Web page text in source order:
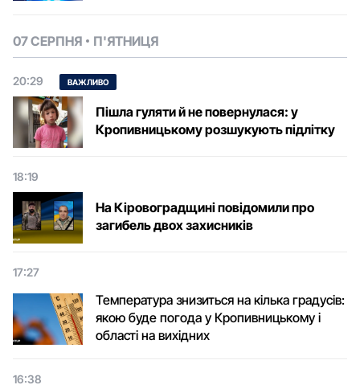
07 СЕРПНЯ П'ЯТНИЦЯ
20:29 ВАЖЛИВО
Пішла гуляти й не повернулася: у
Кропивницькому розшукують підлітку
18:19
На Кіровоградщині повідомили про
загибель двох захисників
17:27
Температура знизиться на кілька градусів:
якою буде погода у Кропивницькому і
області на вихідних
16:38